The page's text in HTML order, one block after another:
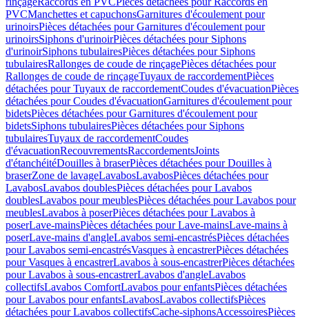
PVCManchettes et capuchonsGarnitures d'écoulement pour
urinoirsPièces détachées pour Garnitures d'écoulement pour
urinoirsSiphons d'urinoirPièces détachées pour Siphons
d'urinoirSiphons tubulairesPièces détachées pour Siphons
tubulairesRallonges de coude de rinçagePièces détachées pour
Rallonges de coude de rinçageTuyaux de raccordementPièces
détachées pour Tuyaux de raccordementCoudes d'évacuationPièces
détachées pour Coudes d'évacuationGarnitures d'écoulement pour
bidetsPièces détachées pour Garnitures d'écoulement pour
bidetsSiphons tubulairesPièces détachées pour Siphons
tubulairesTuyaux de raccordementCoudes
d'évacuationRecouvrementsRaccordementsJoints
d'étanchéitéDouilles à braserPièces détachées pour Douilles à
braserZone de lavageLavabosLavabosPièces détachées pour
LavabosLavabos doublesPièces détachées pour Lavabos
doublesLavabos pour meublesPièces détachées pour Lavabos pour
meublesLavabos à poserPièces détachées pour Lavabos à
poserLave-mainsPièces détachées pour Lave-mainsLave-mains à
poserLave-mains d'angleLavabos semi-encastrésPièces détachées
pour Lavabos semi-encastrésVasques à encastrerPièces détachées
pour Vasques à encastrerLavabos à sous-encastrerPièces détachées
pour Lavabos à sous-encastrerLavabos d'angleLavabos
collectifsLavabos ComfortLavabos pour enfantsPièces détachées
pour Lavabos pour enfantsLavabosLavabos collectifsPièces
détachées pour Lavabos collectifsCache-siphonsAccessoiresPièces